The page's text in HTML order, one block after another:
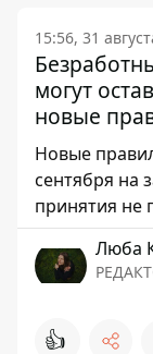
15:56, 31
могут
новые
Новые
сентября на
принятия не
Люба
👍